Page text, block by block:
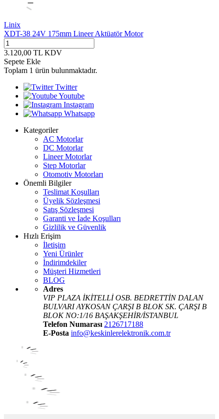
Linix
XDT-38 24V 175mm Lineer Aktüatör Motor
3.120,00 TL KDV
Sepete Ekle
Toplam 1 ürün bulunmaktadır.
Twitter
Youtube
Instagram
Whatsapp
Kategoriler
AC Motorlar
DC Motorlar
Lineer Motorlar
Step Motorlar
Otomotiv Motorları
Önemli Bilgiler
Teslimat Koşulları
Üyelik Sözleşmesi
Satış Sözleşmesi
Garanti ve İade Koşulları
Gizlilik ve Güvenlik
Hızlı Erişim
İletişim
Yeni Ürünler
İndirimdekiler
Müşteri Hizmetleri
BLOG
Adres
VIP PLAZA İKİTELLİ OSB. BEDRETTİN DALAN
BULVARI AYKOSAN ÇARŞI B BLOK SK. ÇARŞI B
BLOK NO:1/16 BAŞAKŞEHİR/İSTANBUL
Telefon Numarası 2126717188
E-Posta info@keskinlerelektronik.com.tr